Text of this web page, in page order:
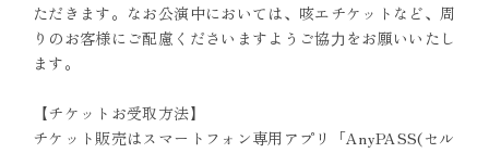
ただきます。なお公演中においては、咳エチケットなど、周
りのお客様にご配慮くださいますようご協⼒をお願いいたし
ます。
【チケットお受取方法】
チケット販売はスマートフォン専用アプリ「AnyPASS(セル